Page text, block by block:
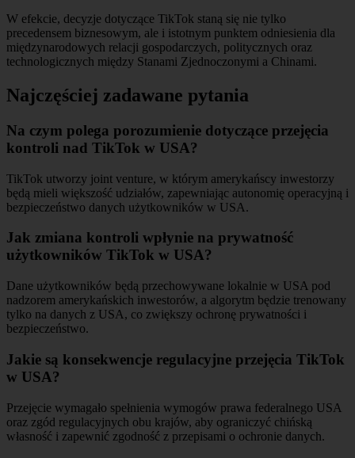
W efekcie, decyzje dotyczące TikTok staną się nie tylko
precedensem biznesowym, ale i istotnym punktem odniesienia dla
międzynarodowych relacji gospodarczych, politycznych oraz
technologicznych między Stanami Zjednoczonymi a Chinami.
Najczęściej zadawane pytania
Na czym polega porozumienie dotyczące przejęcia
kontroli nad TikTok w USA?
TikTok utworzy joint venture, w którym amerykańscy inwestorzy
będą mieli większość udziałów, zapewniając autonomię operacyjną i
bezpieczeństwo danych użytkowników w USA.
Jak zmiana kontroli wpłynie na prywatność
użytkowników TikTok w USA?
Dane użytkowników będą przechowywane lokalnie w USA pod
nadzorem amerykańskich inwestorów, a algorytm będzie trenowany
tylko na danych z USA, co zwiększy ochronę prywatności i
bezpieczeństwo.
Jakie są konsekwencje regulacyjne przejęcia TikTok
w USA?
Przejęcie wymagało spełnienia wymogów prawa federalnego USA
oraz zgód regulacyjnych obu krajów, aby ograniczyć chińską
własność i zapewnić zgodność z przepisami o ochronie danych.